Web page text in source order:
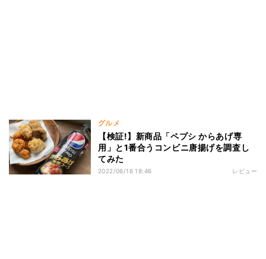
グルメ
【検証!】新商品「ペプシ からあげ専
用」と1番合うコンビニ唐揚げを調査し
てみた
2022/06/16 18:46 レビュー